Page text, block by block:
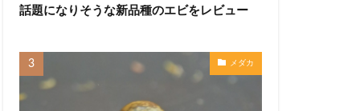
話題になりそうな新品種のエビをレビュー
メダカ